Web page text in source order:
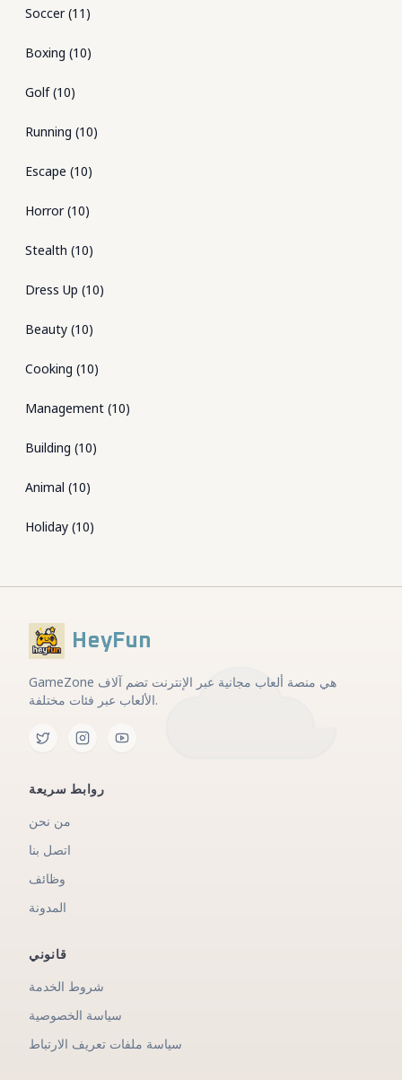
Soccer(11 )
Boxing (10)
Golf(10)
Running (10)
Escape (10)
Horror(10)
Stealth (10)
Dress Up (10)
Beauty (10)
Cooking (10)
Management (10)
Building (10)
Animal (10)
Holiday (10)
HeyFun
GameZone هي منصة ألعاب مجانية عبر الإنترنت تضم آلاف
الألعاب عبر فئات مختلفة.
روابط سريعة
من نحن
اتصل بنا
وظائف
المدونة
قانوني
شروط الخدمة
سياسة الخصوصية
سياسة ملفات تعريف الارتباط